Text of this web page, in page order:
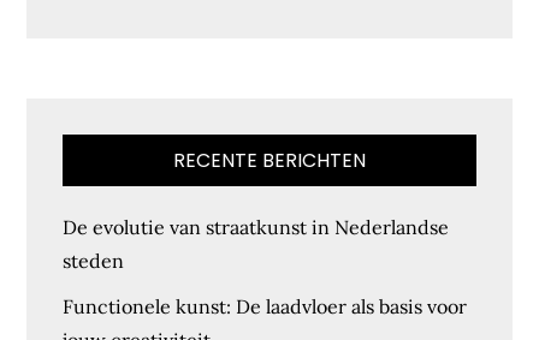
RECENTE BERICHTEN
De evolutie van straatkunst in Nederlandse
steden
Functionele kunst: De laadvloer als basis voor